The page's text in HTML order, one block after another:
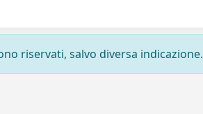
riservati, salvo diversa indicazione.